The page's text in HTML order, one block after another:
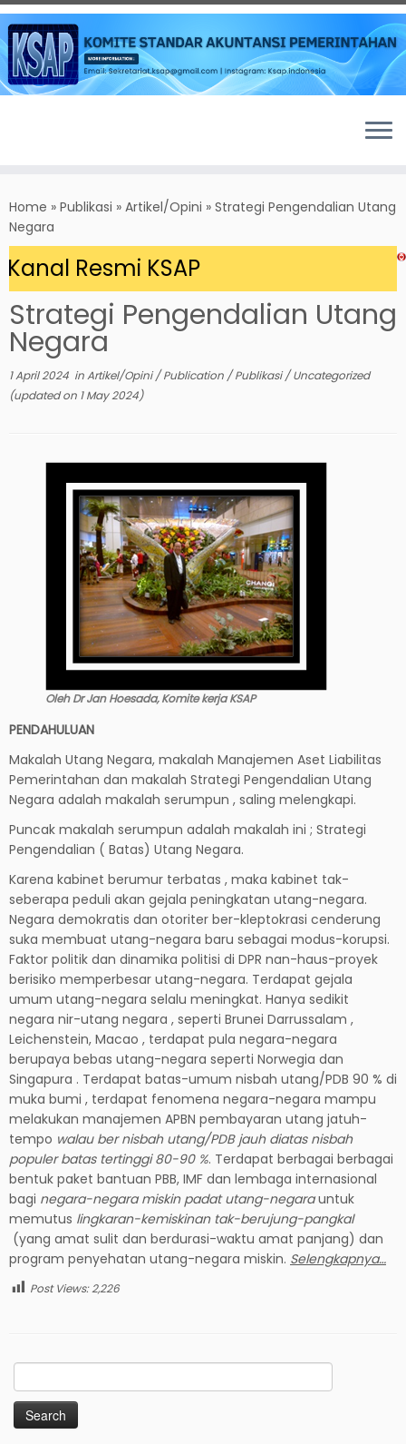
to
content
Home » Publikasi » Artikel/Opini » Strategi Pengendalian Utang
Negara
Resmi KSAP
Strategi Pengendalian Utang
Negara
1 April 2024 inArtikel/Opini/Publication /Publikasi/Uncategorized
(updated on 1 May 2024)
Oleh Dr Jan Hoesada, Komite kerja KSAP
PENDAHULUAN
Makalah Utang Negara, makalah Manajemen Aset Liabilitas
Pemerintahan dan makalah Strategi Pengendalian Utang
Negara adalah makalah serumpun , saling melengkapi.
Puncak makalah serumpun adalah makalah ini ; Strategi
Pengendalian ( Batas) Utang Negara.
Karena kabinet berumur terbatas , maka kabinet tak-
seberapa peduli akan gejala peningkatan utang-negara.
Negara demokratis dan otoriter ber-kleptokrasi cenderung
suka membuat utang-negara baru sebagai modus-korupsi.
Faktor politik dan dinamika politisi di DPR nan-haus-proyek
berisiko memperbesar utang-negara. Terdapat gejala
umum utang-negara selalu meningkat. Hanya sedikit
negara nir-utang negara , seperti Brunei Darrussalam ,
Leichenstein, Macao , terdapat pula negara-negara
berupaya bebas utang-negara seperti Norwegia dan
Singapura . Terdapat batas-umum nisbah utang/PDB 90 % di
muka bumi , terdapat fenomena negara-negara mampu
melakukan manajemen APBN pembayaran utang jatuh-
tempo walau ber nisbah utang/PDB jauh diatas nisbah
populer batas tertinggi 80-90 %. Terdapat berbagai berbagai
bentuk paket bantuan PBB, IMF dan lembaga internasional
bagi negara-negara miskin padat utang-negarauntuk
memutus lingkaran-kemiskinan tak-berujung-pangkal
(yang amat sulit dan berdurasi-waktu amat panjang) dan
program penyehatan utang-negara miskin. Selengkapnya…
Post Views:2,226
Search
for: